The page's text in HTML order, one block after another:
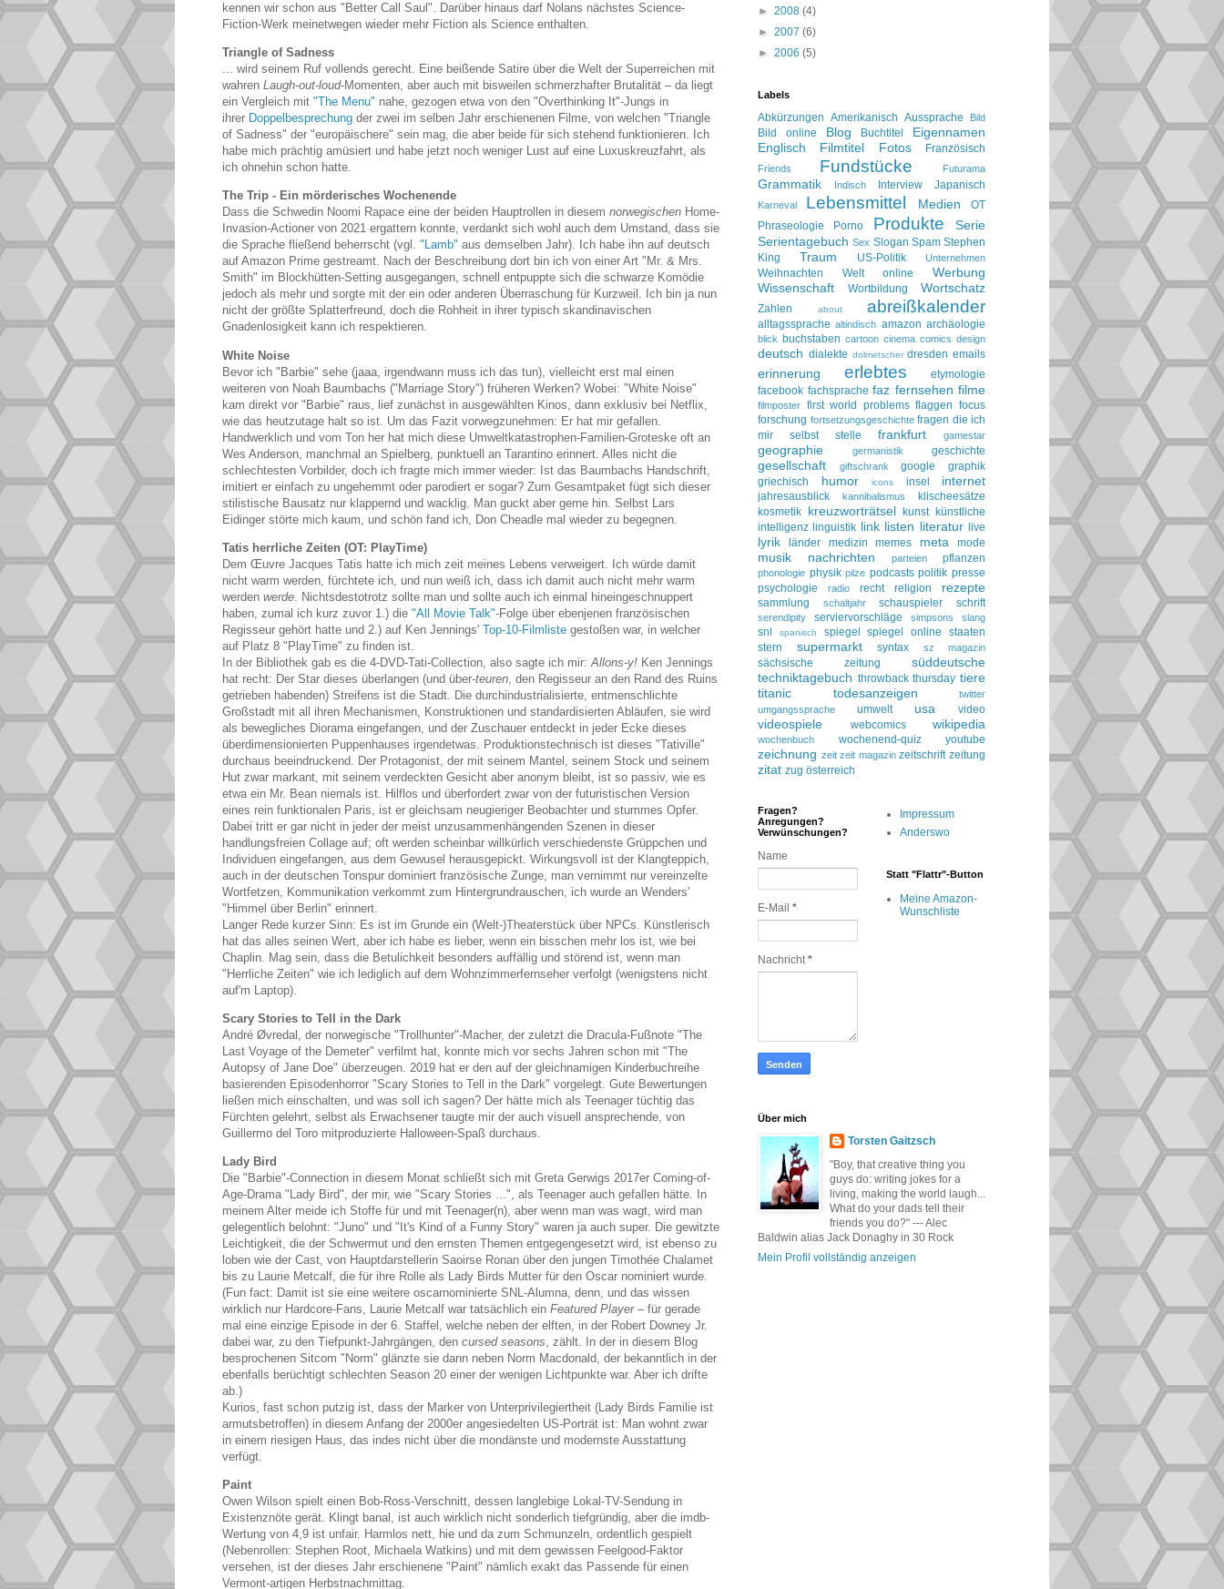
kennen wir schon aus "Better Call Saul". Darüber hinaus darf Nolans nächstes Science-
Fiction-Werk meinetwegen wieder mehr Fiction als Science enthalten.
Triangle of Sadness
... wird seinem Ruf vollends gerecht. Eine beißende Satire über die Welt der Superreichen mit
wahren Laugh-out-loud-Momenten, aber auch mit bisweilen schmerzhafter Brutalität – da liegt
ein Vergleich mit "The Menu" nahe, gezogen etwa von den "Overthinking It"-Jungs in
ihrer Doppelbesprechung der zwei im selben Jahr erschienenen Filme, von welchen "Triangle
of Sadness" der "europäischere" sein mag, die aber beide für sich stehend funktionieren. Ich
habe mich prächtig amüsiert und habe jetzt noch weniger Lust auf eine Luxuskreuzfahrt, als
ich ohnehin schon hatte.
The Trip - Ein mörderisches Wochenende
Dass die Schwedin Noomi Rapace eine der beiden Hauptrollen in diesem norwegischen Home-
Invasion-Actioner von 2021 ergattern konnte, verdankt sich wohl auch dem Umstand, dass sie
die Sprache fließend beherrscht (vgl. "Lamb" aus demselben Jahr). Ich habe ihn auf deutsch
auf Amazon Prime gestreamt. Nach der Beschreibung dort bin ich von einer Art "Mr. & Mrs.
Smith" im Blockhütten-Setting ausgegangen, schnell entpuppte sich die schwarze Komödie
jedoch als mehr und sorgte mit der ein oder anderen Überraschung für Kurzweil. Ich bin ja nun
nicht der größte Splatterfreund, doch die Rohheit in ihrer typisch skandinavischen
Gnadenlosigkeit kann ich respektieren.
White Noise
Bevor ich "Barbie" sehe (jaaa, irgendwann muss ich das tun), vielleicht erst mal einen
weiteren von Noah Baumbachs ("Marriage Story") früheren Werken? Wobei: "White Noise"
kam direkt vor "Barbie" raus, lief zunächst in ausgewählten Kinos, dann exklusiv bei Netflix,
wie das heutzutage halt so ist. Um das Fazit vorwegzunehmen: Er hat mir gefallen.
Handwerklich und vom Ton her hat mich diese Umweltkatastrophen-Familien-Groteske oft an
Wes Anderson, manchmal an Spielberg, punktuell an Tarantino erinnert. Alles nicht die
schlechtesten Vorbilder, doch ich fragte mich immer wieder: Ist das Baumbachs Handschrift,
imitiert er einfach zu ungehemmt oder parodiert er sogar? Zum Gesamtpaket fügt sich dieser
stilistische Bausatz nur klappernd und wacklig. Man guckt aber gerne hin. Selbst Lars
Eidinger störte mich kaum, und schön fand ich, Don Cheadle mal wieder zu begegnen.
Tatis herrliche Zeiten (OT: PlayTime)
Dem Œuvre Jacques Tatis hatte ich mich zeit meines Lebens verweigert. Ich würde damit
nicht warm werden, fürchtete ich, und nun weiß ich, dass ich damit auch nicht mehr warm
werden werde . Nichtsdestotrotz sollte man und sollte auch ich einmal hineingeschnuppert
haben, zumal ich kurz zuvor 1.) die "All Movie Talk"-Folge über ebenjenen französischen
Regisseur gehört hatte und 2.) auf Ken Jennings' Top-10-Filmliste gestoßen war, in welcher
auf Platz 8 "PlayTime" zu finden ist.
In der Bibliothek gab es die 4-DVD-Tati-Collection, also sagte ich mir: Allons-y! Ken Jennings
hat recht: Der Star dieses überlangen (und über-teuren , den Regisseur an den Rand des Ruins
getrieben habenden) Streifens ist die Stadt. Die durchindustrialisierte, entmenschlichte
Großstadt mit all ihren Mechanismen, Konstruktionen und standardisierten Abläufen, sie wird
als bewegliches Diorama eingefangen, und der Zuschauer entdeckt in jeder Ecke dieses
überdimensionierten Puppenhauses irgendetwas. Produktionstechnisch ist dieses "Tativille"
durchaus beeindruckend. Der Protagonist, der mit seinem Mantel, seinem Stock und seinem
Hut zwar markant, mit seinem verdeckten Gesicht aber anonym bleibt, ist so passiv, wie es
etwa ein Mr. Bean niemals ist. Hilflos und überfordert zwar von der futuristischen Version
eines rein funktionalen Paris, ist er gleichsam neugieriger Beobachter und stummes Opfer.
Dabei tritt er gar nicht in jeder der meist unzusammenhängenden Szenen in dieser
handlungsfreien Collage auf; oft werden scheinbar willkürlich verschiedenste Grüppchen und
Individuen eingefangen, aus dem Gewusel herausgepickt. Wirkungsvoll ist der Klangteppich,
auch in der deutschen Tonspur dominiert französische Zunge, man vernimmt nur vereinzelte
Wortfetzen, Kommunikation verkommt zum Hintergrundrauschen, ich wurde an Wenders'
"Himmel über Berlin" erinnert.
Langer Rede kurzer Sinn: Es ist im Grunde ein (Welt-)Theaterstück über NPCs. Künstlerisch
hat das alles seinen Wert, aber ich habe es lieber, wenn ein bisschen mehr los ist, wie bei
Chaplin. Mag sein, dass die Betulichkeit besonders auffällig und störend ist, wenn man
"Herrliche Zeiten" wie ich lediglich auf dem Wohnzimmerfernseher verfolgt (wenigstens nicht
auf'm Laptop).
Scary Stories to Tell in the Dark
André Øvredal, der norwegische "Trollhunter"-Macher, der zuletzt die Dracula-Fußnote "The
Last Voyage of the Demeter" verfilmt hat, konnte mich vor sechs Jahren schon mit "The
Autopsy of Jane Doe" überzeugen. 2019 hat er den auf der gleichnamigen Kinderbuchreihe
basierenden Episodenhorror "Scary Stories to Tell in the Dark" vorgelegt. Gute Bewertungen
ließen mich einschalten, und was soll ich sagen? Der hätte mich als Teenager tüchtig das
Fürchten gelehrt, selbst als Erwachsener taugte mir der auch visuell ansprechende, von
Guillermo del Toro mitproduzierte Halloween-Spaß durchaus.
Lady Bird
Die "Barbie"-Connection in diesem Monat schließt sich mit Greta Gerwigs 2017er Coming-of-
Age-Drama "Lady Bird", der mir, wie "Scary Stories ...", als Teenager auch gefallen hätte. In
meinem Alter meide ich Stoffe für und mit Teenager(n), aber wenn man was wagt, wird man
gelegentlich belohnt: "Juno" und "It's Kind of a Funny Story" waren ja auch super. Die gewitzte
Leichtigkeit, die der Schwermut und den ernsten Themen entgegengesetzt wird, ist ebenso zu
loben wie der Cast, von Hauptdarstellerin Saoirse Ronan über den jungen Timothée Chalamet
bis zu Laurie Metcalf, die für ihre Rolle als Lady Birds Mutter für den Oscar nominiert wurde.
(Fun fact: Damit ist sie eine weitere oscarnominierte SNL-Alumna, denn, und das wissen
wirklich nur Hardcore-Fans, Laurie Metcalf war tatsächlich ein Featured Player– für gerade
mal eine einzige Episode in der 6. Staffel, welche neben der elften, in der Robert Downey Jr.
dabei war, zu den Tiefpunkt-Jahrgängen, den cursed seasons, zählt. In der in diesem Blog
besprochenen Sitcom "Norm" glänzte sie dann neben Norm Macdonald, der bekanntlich in der
ebenfalls berüchtigt schlechten Season 20 einer der wenigen Lichtpunkte war. Aber ich drifte
ab.)
Kurios, fast schon putzig ist, dass der Marker von Unterprivilegiertheit (Lady Birds Familie ist
armutsbetroffen) in diesem Anfang der 2000er angesiedelten US-Porträt ist: Man wohnt zwar
in einem riesigen Haus, das indes nicht über die mondänste und modernste Ausstattung
verfügt.
Paint
Owen Wilson spielt einen Bob-Ross-Verschnitt, dessen langlebige Lokal-TV-Sendung in
Existenznöte gerät. Klingt banal, ist auch wirklich nicht sonderlich tiefgründig, aber die imdb-
Wertung von 4,9 ist unfair. Harmlos nett, hie und da zum Schmunzeln, ordentlich gespielt
(Nebenrollen: Stephen Root, Michaela Watkins) und mit dem gewissen Feelgood-Faktor
versehen, ist der dieses Jahr erschienene "Paint" nämlich exakt das Passende für einen
Vermont-artigen Herbstnachmittag.
► 2008 (4)
► 2007 (6)
► 2006 (5)
Labels
Abkürzungen Amerikanisch Aussprache Bild
Bild online Blog Buchtitel
Eigennamen
Englisch
Filmtitel Fotos Französisch
Friends Fundstücke Futurama
Grammatik Indisch Interview Japanisch
Karneval Lebensmittel Medien
OT
Phraseologie
Porno Produkte
Serie
Serientagebuch Sex Slogan Spam Stephen
King
Traum US-Politik Unternehmen
Weihnachten Welt online
Werbung
Wissenschaft
Wortbildung Wortschatz
Zahlen about abreißkalender
alltagssprache altindisch amazon archäologie
blick buchstaben cartoon cinema comics design
deutsch dialekte dolmetscher dresden emails
erinnerung erlebtes
etymologie
facebook fachsprache faz fernsehen filme
filmposter first world problems flaggen focus
forschung fortsetzungsgeschichte fragen die ich
mir selbst stelle
frankfurt gamestar
geographie germanistik geschichte
gesellschaft giftschrank google
graphik
griechisch
humor icons insel internet
jahresausblick kannibalismus
klischeesätze
kosmetik kreuzworträtsel kunst
künstliche
intelligenz linguistik link listen literatur live
lyrik länder medizin memes meta mode
musik nachrichten parteien pflanzen
phonologie physik pilze podcasts politik presse
psychologie
radio recht religion rezepte
sammlung schaltjahr schauspieler schrift
serendipity serviervorschläge simpsons slang
snl spanisch spiegel spiegel online
staaten
stern
supermarkt syntax sz magazin
sächsische zeitung
süddeutsche
techniktagebuch throwback thursday tiere
titanic
todesanzeigen
twitter
umgangssprache
umwelt usa video
videospiele webcomics wikipedia
wochenbuch wochenend-quiz youtube
zeichnung zeit zeit magazin zeitschrift zeitung
zitat zug österreich
Fragen?
Anregungen?
Verwünschungen?
Name
E-Mail *
Nachricht*
Impressum
Anderswo
Statt "Flattr"-Button
Meine Amazon-
Wunschliste
Über mich
Torsten Gaitzsch
"Boy, that creative thing you
guys do: writing jokes for a
living, making the world laugh...
What do your dads tell their
friends you do?" --- Alec
Baldwin alias Jack Donaghy in 30 Rock
Mein Profil vollständig anzeigen